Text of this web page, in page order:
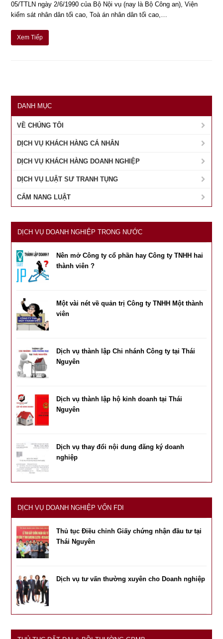
05/TTLN ngày 2/6/1990 của Bộ Nội vụ (nay là Bộ Công an), Viện
kiểm sát nhân dân tối cao, Toà án nhân dân tối cao,…
Xem Tiếp
DANH MỤC
VỀ CHÚNG TÔI
DỊCH VỤ KHÁCH HÀNG CÁ NHÂN
DỊCH VỤ KHÁCH HÀNG DOANH NGHIỆP
DỊCH VỤ LUẬT SƯ TRANH TỤNG
CẨM NANG LUẬT
DỊCH VỤ DOANH NGHIỆP TRONG NƯỚC
Nên mở Công ty cổ phần hay Công ty TNHH hai
thành viên ?
Một vài nét về quản trị Công ty TNHH Một thành
viên
Dịch vụ thành lập Chi nhánh Công ty tại Thái
Nguyên
Dịch vụ thành lập hộ kinh doanh tại Thái
Nguyên
Dịch vụ thay đổi nội dung đăng ký doanh
nghiệp
DỊCH VỤ DOANH NGHIỆP VỐN FDI
Thủ tục Điều chỉnh Giấy chứng nhận đầu tư tại
Thái Nguyên
Dịch vụ tư vấn thường xuyên cho Doanh nghiệp